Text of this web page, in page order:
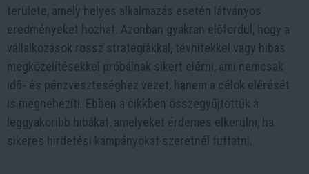
területe, amely helyes alkalmazás esetén látványos
eredményeket hozhat. Azonban gyakran előfordul, hogy a
vállalkozások rossz stratégiákkal, tévhitekkel vagy hibás
megközelítésekkel próbálnak sikert elérni, ami nemcsak
idő- és pénzveszteséghez vezet, hanem a célok elérését
is megnehezíti. Ebben a cikkben összegyűjtöttük a
leggyakoribb hibákat, amelyeket érdemes elkerülni, ha
sikeres hirdetési kampányokat szeretnél futtatni.